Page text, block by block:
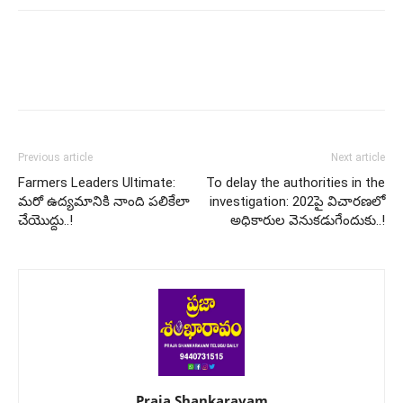
Previous article
Farmers Leaders Ultimate:
మరో ఉద్యమానికి నాంది పలికేలా
చేయొద్దు..!
Next article
To delay the authorities in the
investigation: 202పై విచారణలో
అధికారుల వెనుకడుగేందుకు..!